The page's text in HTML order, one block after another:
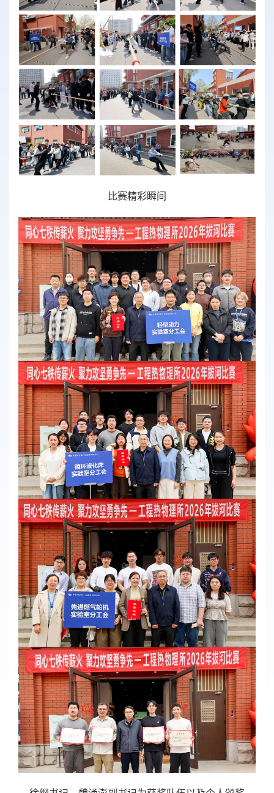
比赛精彩瞬间